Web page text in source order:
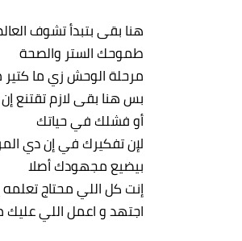
هنا بقى بتبدأ تشوف
طموحك الستر والصحة
مرحلة الوحش زي ما كتير
بس هنا بقى لازم تقتنع
أو فشلك في حياتك
لإن تفكيرك في إن دي
بيضيع مجهودك أصلا
إنت كل اللي محتاج
اجتهد و اعمل اللي